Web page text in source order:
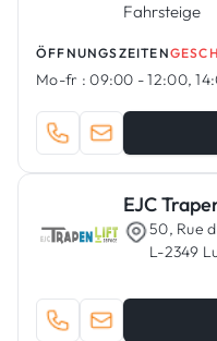
Fahrsteige
ÖFFNUNGSZEITEN
Mo-fr : 09:00 - 12:00,
EJC
50, Rue
L-2349